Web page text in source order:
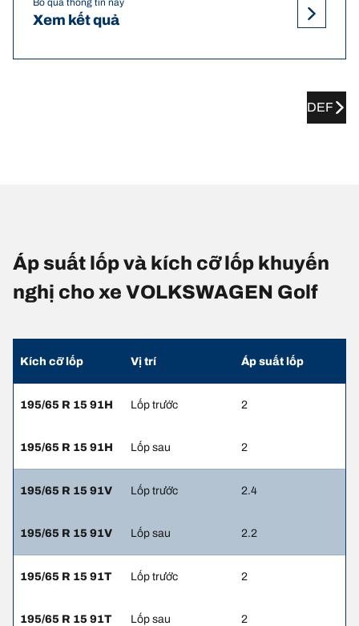
Bỏ qua thông tin này
Xem kết quả
DEF
Áp suất lốp và kích cỡ lốp khuyến
nghị cho xe VOLKSWAGEN Golf
Kích cỡ lốp Vị trí Áp suất lốp
195/65 R 15 91H Lốp trước 2
195/65 R 15 91H Lốp sau 2
195/65 R 15 91V Lốp trước 2.4
195/65 R 15 91V Lốp sau 2.2
195/65 R 15 91T Lốp trước 2
195/65 R 15 91T Lốp sau 2